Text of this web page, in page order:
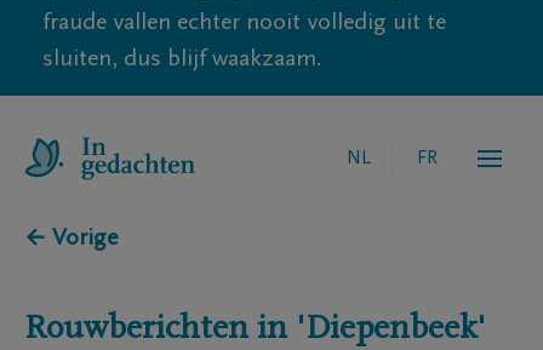
fraude vallen echter nooit volledig uit te
sluiten, dus blijf waakzaam.
NL FR
← Vorige
Rouwberichten in 'Diepenbeek'